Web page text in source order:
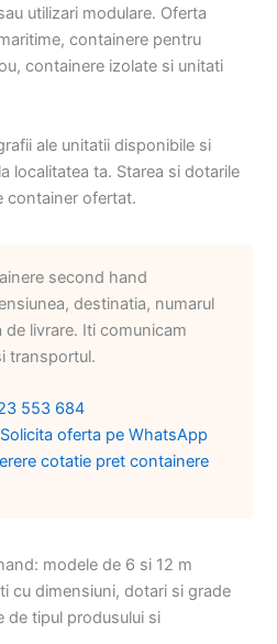
utilizari modulare. Oferta
containere pentru
containere izolate si unitati
ale unitatii disponibile si
localitatea ta. Starea si dotarile
container ofertat.
second hand
destinatia, numarul
livrare. Iti comunicam
transportul.
553 684
Solicita oferta pe WhatsApp
cotatie pret containere
modele de 6 si 12 m
cu dimensiuni, dotari si grade
de tipul produsului si